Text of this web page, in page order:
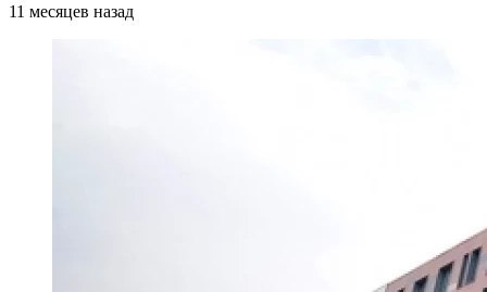
11 месяцев назад